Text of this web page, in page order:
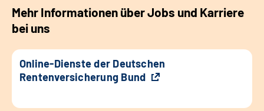
Mehr Informationen über Jobs und Karriere
bei uns
Online-Dienste der Deutschen
Rentenversicherung Bund